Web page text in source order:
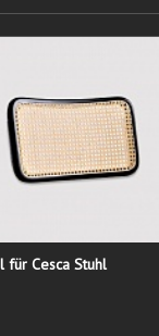
für Cesca Stuhl